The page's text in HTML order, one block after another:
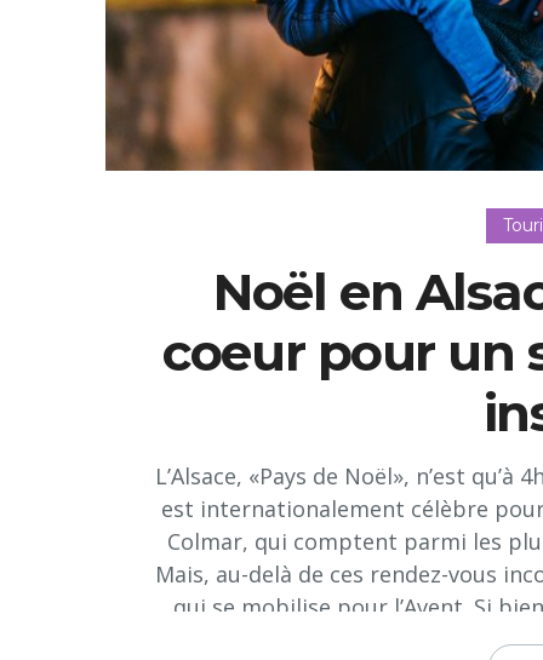
Noël en
coeur pour un
L’Alsace, «Pays de Noël», n’est
est internationalement célèbre
Colmar, qui comptent parmi les
Mais, au-delà de ces rendez-vous
qui se mobilise pour l’Avent. Si